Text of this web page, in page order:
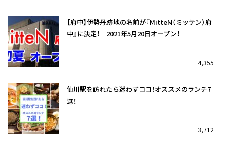
【府中】伊勢丹跡地の名前が『MitteN（ミッテン）府
中』に決定！ 2021年5月20日オープン！
4,355
仙川駅を訪れたら迷わずココ！オススメのランチ7
選！
3,712